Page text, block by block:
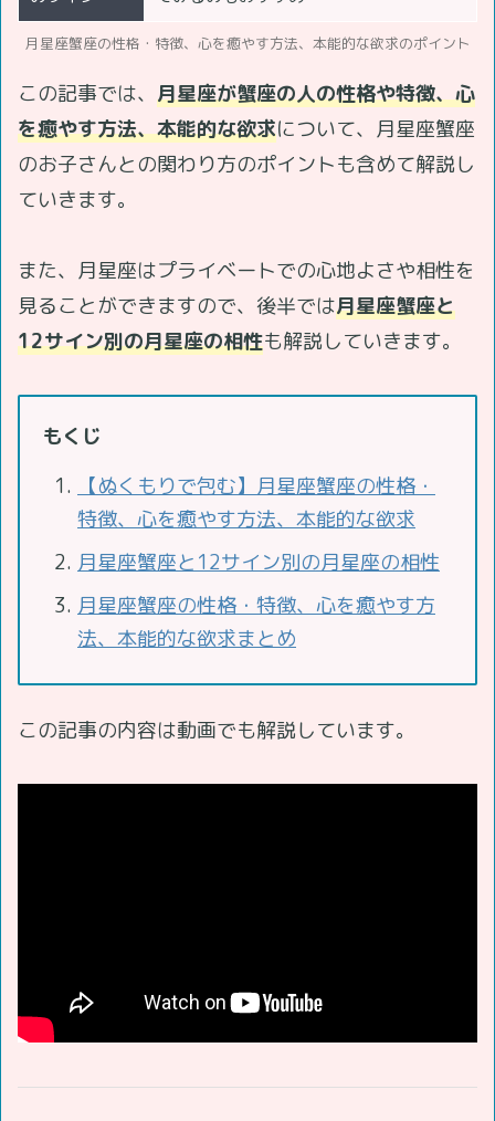
月星座蟹座の性格・特徴、心を癒やす方法、本能的な欲求のポイント
この記事では、 月星座が蟹座の人の性格や特徴、心
を癒やす方法、本能的な欲求について、月星座蟹座
のお子さんとの関わり方のポイントも含めて解説し
ていきます。
また、月星座はプライベートでの心地よさや相性を
見ることができますので、後半では月星座蟹座と
12サイン別の月星座の相性も解説していきます。
もくじ
【ぬくもりで包む】月星座蟹座の性格・
特徴、心を癒やす方法、本能的な欲求
月星座蟹座と12サイン別の月星座の相性
月星座蟹座の性格・特徴、心を癒やす方
法、本能的な欲求まとめ
この記事の内容は動画でも解説しています。